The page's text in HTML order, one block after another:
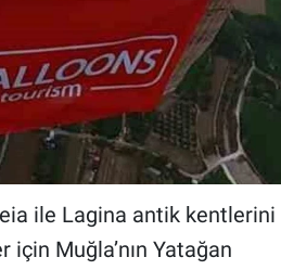
ile Lagina antik kentlerini
Muğla’nın Yatağan